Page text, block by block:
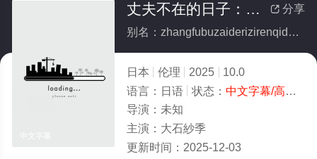
 分享
丈夫不在的日子：人妻的禁忌触碰
别名：zhangfubuzaiderizirenqidejinjichupeng
日本 伦理 2025
10.0
语言： 日语 状态： 中文字幕/高清
导演： 未知
主演： 大石紗季
更新时间： 2025-12-03